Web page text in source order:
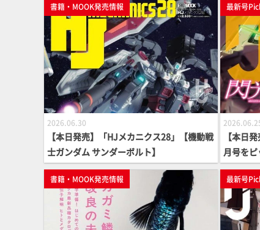
書籍・MOOK発売情報
2026.06.30
【本日発売】「HJメカニクス28」【機動戦
士ガンダム サンダーボルト】
最新号
【本日
月号をピ
書籍・MOOK発売情報 最新号